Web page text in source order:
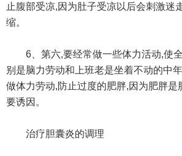
止腹部受凉,因为肚子受凉以后会刺激迷
缩。
6、第六,要经常做一些体力活动,使全
别是脑力劳动和上班老是坐着不动的中
做体力劳动,防止过度的肥胖,因为肥胖是
要诱因。
治疗胆囊炎的调理